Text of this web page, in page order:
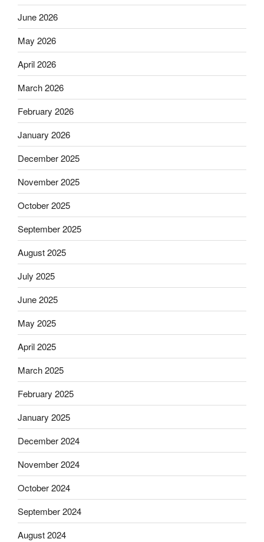
June 2026
May 2026
April 2026
March 2026
February 2026
January 2026
December 2025
November 2025
October 2025
September 2025
August 2025
July 2025
June 2025
May 2025
April 2025
March 2025
February 2025
January 2025
December 2024
November 2024
October 2024
September 2024
August 2024